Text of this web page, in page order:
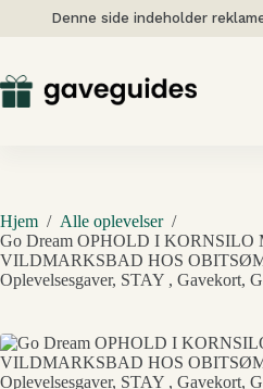
Denne side indeholder
Hjem / Alle oplevelser /
Go Dream OPHOLD I KORNSILO
VILDMARKSBAD HOS
Oplevelsesgaver, STAY , Gavekort,